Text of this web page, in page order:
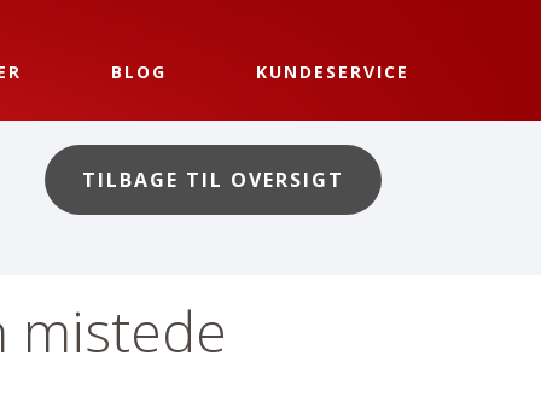
BLOG KUNDESERVICE
TILBAGE TIL OVERSIGT
mistede